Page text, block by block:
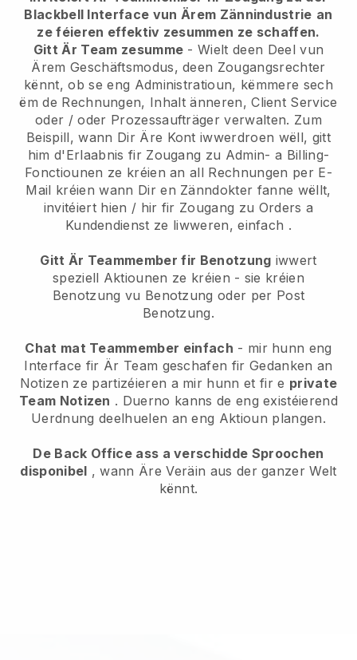
Blackbell Interface vun Ärem Zännindustrie an
ze féieren effektiv zesummen ze schaffen.
Gitt Är Team zesumme - Wielt deen Deel vun
Ärem Geschäftsmodus, deen Zougangsrechter
kënnt, ob se eng Administratioun, këmmere sech
ëm de Rechnungen, Inhalt änneren, Client Service
oder / oder Prozessaufträger verwalten. Zum
Beispill, wann Dir Äre Kont iwwerdroen wëll, gitt
him d'Erlaabnis fir Zougang zu Admin- a Billing-
Fonctiounen ze kréien an all Rechnungen per E-
Mail kréien wann Dir en Zänndokter fanne wëllt,
invitéiert hien / hir fir Zougang zu Orders a
Kundendienst ze liwweren, einfach .
Gitt Är Teammember fir Benotzung iwwert
speziell Aktiounen ze kréien - sie kréien
Benotzung vu Benotzung oder per Post
Benotzung.
Chat mat Teammember einfach - mir hunn eng
Interface fir Är Team geschafen fir Gedanken an
Notizen ze partizéieren a mir hunn et fir e private
Team Notizen . Duerno kanns de eng existéierend
Uerdnung deelhuelen an eng Aktioun plangen.
De Back Office ass a verschidde Sproochen
disponibel , wann Äre Veräin aus der ganzer Welt
kënnt.